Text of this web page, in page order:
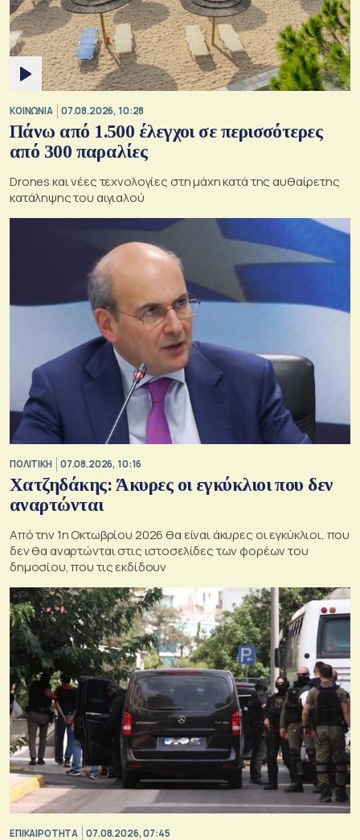
ΚΟΙΝΩΝΙΑ 07.08.2026, 10:28
Πάνω από 1.500 έλεγχοι σε περισσότερες
από 300 παραλίες
Drones και νέες τεχνολογίες στη μάχη κατά της αυθαίρετης
κατάληψης του αιγιαλού
ΠΟΛΙΤΙΚΗ 07.08.2026, 10:16
Χατζηδάκης: Άκυρες οι εγκύκλιοι που δεν
αναρτώνται
Από την 1η Οκτωβρίου 2026 θα είναι άκυρες οι εγκύκλιοι, που
δεν θα αναρτώνται στις ιστοσελίδες των φορέων του
δημοσίου, που τις εκδίδουν
ΕΠΙΚΑΙΡΟΤΗΤΑ 07.08.2026, 07:45